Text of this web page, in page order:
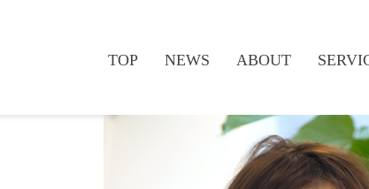
TOP NEWS ABOUT